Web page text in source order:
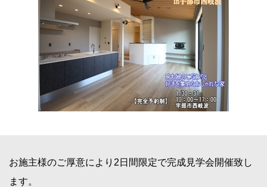
お施主様のご厚意により2日間限定で完成見学会開催致し
ます。